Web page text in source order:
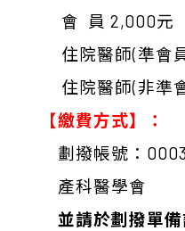
會 員 2,000元
住院醫師(準會
住院醫師(非準
【繳費方式】：
劃撥帳號：
產科醫學會
並請於劃撥單